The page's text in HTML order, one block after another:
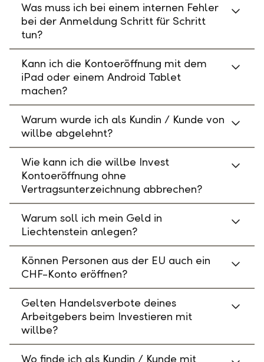
Was muss ich bei einem internen Fehler
bei der Anmeldung Schritt für Schritt
tun?
Kann ich die Kontoeröffnung mit dem
iPad oder einem Android Tablet
machen?
Warum wurde ich als Kundin / Kunde von
willbe abgelehnt?
Wie kann ich die willbe Invest
Kontoeröffnung ohne
Vertragsunterzeichnung abbrechen?
Warum soll ich mein Geld in
Liechtenstein anlegen?
Können Personen aus der EU auch ein
CHF-Konto eröffnen?
Gelten Handelsverbote deines
Arbeitgebers beim Investieren mit
willbe?
Wo finde ich als Kundin / Kunde mit